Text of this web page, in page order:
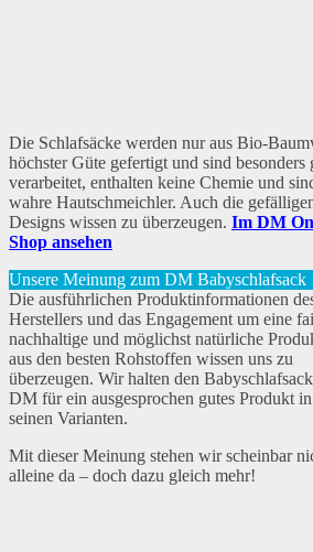
Die Schlafsäcke werden nur aus Bio-
höchster Güte gefertigt und sind besonders
verarbeitet, enthalten keine Chemie und
wahre Hautschmeichler. Auch die
Designs wissen zu überzeugen. Im DM
Shop ansehen
Unsere Meinung zum DM Babyschlafsack
Die ausführlichen Produktinformationen
Herstellers und das Engagement um eine
nachhaltige und möglichst natürliche
aus den besten Rohstoffen wissen uns zu
überzeugen. Wir halten den
DM für ein ausgesprochen gutes Produkt
seinen Varianten.
Mit dieser Meinung stehen wir scheinbar
alleine da – doch dazu gleich mehr!